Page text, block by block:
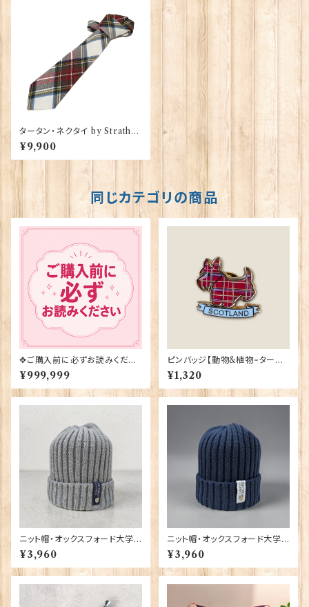
タータン・ネクタイ by Strathm
ore【Stewart Dress Muted】
00092-079
¥9,900
同じカテゴリの商品
✥ご購入前に必ずお読みくださ
い✥
¥999,999
ピンバッジ【動物&植物=タータ
ンスコティー】Tradition 9004
0-T1130
¥1,320
ニット帽・オックスフォード大学
【グレー】 00217
¥3,960
ニット帽・オックスフォード大学
【ネイビー】 00216
¥3,960